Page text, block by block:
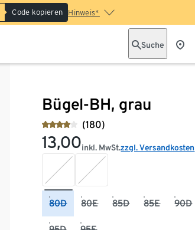
Code kopieren Hinweis*
Suche
Bügel-BH, grau
(180)
13,00inkl. MwSt.zzgl. Versandkosten
80D 80E 85D 85E 90D